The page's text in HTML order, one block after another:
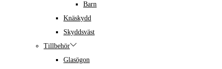
Barn
Knäskydd
Skyddsväst
Tillbehör
Glasögon